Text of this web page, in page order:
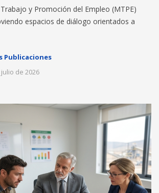
y Promoción del Empleo (MTPE)
espacios de diálogo orientados a
Publicaciones
de 2026